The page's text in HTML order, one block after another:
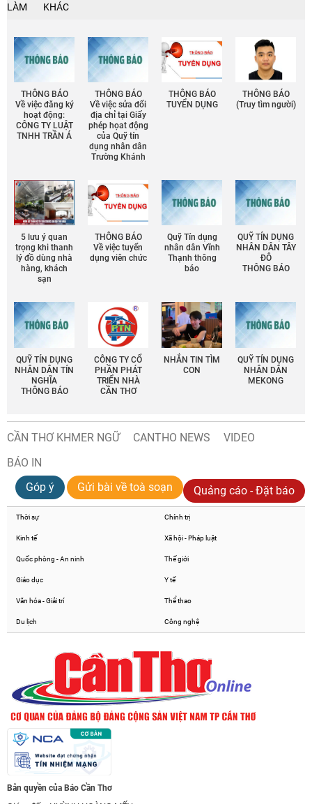
LÀM KHÁC
THÔNG BÁO
Về việc đăng ký
hoạt động:
CÔNG TY LUẬT
TNHH TRẦN Á
THÔNG BÁO
Về việc sửa đổi
địa chỉ tại Giấy
phép họat động
của Quỹ tín
dụng nhân dân
Trường Khánh
THÔNG BÁO
TUYỂN DỤNG
THÔNG BÁO
(Truy tìm người)
5 lưu ý quan
trọng khi thanh
lý đồ dùng nhà
hàng, khách
sạn
THÔNG BÁO
Về việc tuyển
dụng viên chức
Quỹ Tín dụng
nhân dân Vĩnh
Thạnh thông
báo
QUỸ TÍN DỤNG
NHÂN DÂN TÂY
ĐÔ
THÔNG BÁO
QUỸ TÍN DỤNG
NHÂN DÂN TÍN
NGHĨA
THÔNG BÁO
CÔNG TY CỔ
PHẦN PHÁT
TRIỂN NHÀ
CẦN THƠ
NHẮN TIN TÌM
CON
QUỸ TÍN DỤNG
NHÂN DÂN
MEKONG
CẦN THƠ KHMER NGỮ CANTHO NEWS
VIDEO
BÁO IN
Góp ý
Gửi bài về toà soạn Quảng cáo - Đặt báo
Thời sự Chính trị
Kinh tế Xã hội - Pháp luật
Quốc phòng - An ninh Thế giới
Giáo dục Y tế
Văn hóa - Giải trí Thể thao
Du lịch Công nghệ
Bản quyền của Báo Cần Thơ